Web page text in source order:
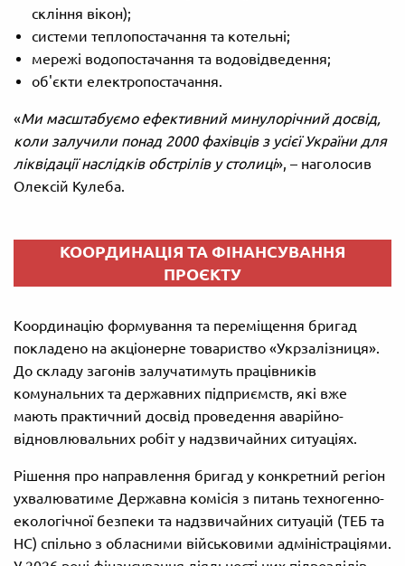
скління вікон);
системи теплопостачання та котельні;
мережі водопостачання та водовідведення;
об'єкти електропостачання.
«Ми масштабуємо ефективний минулорічний досвід,
коли залучили понад 2000 фахівців з усієї України для
ліквідації наслідків обстрілів у столиці», – наголосив
Олексій Кулеба.
КООРДИНАЦІЯ ТА ФІНАНСУВАННЯ
ПРОЄКТУ
Координацію формування та переміщення бригад
покладено на акціонерне товариство «Укрзалізниця».
До складу загонів залучатимуть працівників
комунальних та державних підприємств, які вже
мають практичний досвід проведення аварійно-
відновлювальних робіт у надзвичайних ситуаціях.
Рішення про направлення бригад у конкретний регіон
ухвалюватиме Державна комісія з питань техногенно-
екологічної безпеки та надзвичайних ситуацій (ТЕБ та
НС) спільно з обласними військовими адміністраціями.